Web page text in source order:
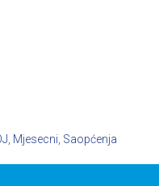
Mjesecni Saopćenja